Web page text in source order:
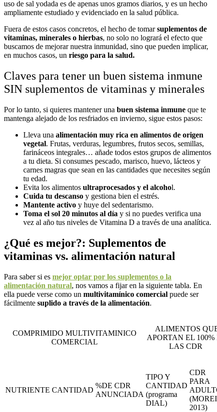
uso de sal yodada es de apenas unos gramos diarios, y es un hecho
ampliamente estudiado y evidenciado en la salud pública.
Fuera de estos casos concretos, el hecho de tomarsuplementos de
vitaminas, minerales o hierbas, no solo no logrará el efecto que
buscamos de mejorar nuestra inmunidad, sino que pueden implicar,
en muchos casos, un riesgo para la salud.
Claves para tener un buen sistema inmune
SIN suplementos de vitaminas y minerales
Por lo tanto, si quieres mantener una buen sistema inmune que te
mantenga alejado de los resfriados en invierno, sigue estos pasos:
Lleva una alimentación muy rica en alimentos de origen
vegetal. Frutas, verduras, legumbres, frutos secos, semillas,
farináceos integrales… añade todos estos grupos de alimentos
a tu dieta. Si consumes pescado, marisco, huevo, lácteos y
carnes magras que sean en las cantidades que necesites según
tu edad.
Evita los alimentos ultraprocesados y el alcohol.
Cuida tu descanso y gestiona bien el estrés.
Mantente activo y huye del sedentarismo.
Toma el sol 20 minutos al día y si no puedes verifica una
vez al año tus niveles de Vitamina D a través de una analítica.
¿Qué es mejor?: Suplementos de
vitaminas vs. alimentación natural
Para saber si es mejor optar por los suplementos o la
alimentación natural, nos vamos a fijar en la siguiente tabla. En
ella puede verse como un multivitamínico comercial puede ser
fácilmente suplido a través de la alimentación.
COMPRIMIDO MULTIVITAMINICO
COMERCIAL
ALIMENTOS
APORTAN EL 100%
LAS CDR
NUTRIENTE CANTIDAD
%DE CDR
ANUNCIADA
TIPO Y
CANTIDAD
(programa
DIAL)
CDR
PARA
2013)